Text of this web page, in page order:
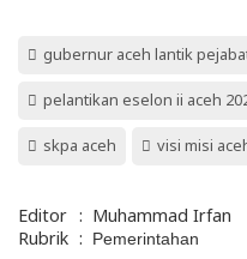
gubernur aceh lantik
pelantikan eselon ii aceh
skpa aceh visi misi
Editor : Muhammad Irfan
Rubrik : Pemerintahan